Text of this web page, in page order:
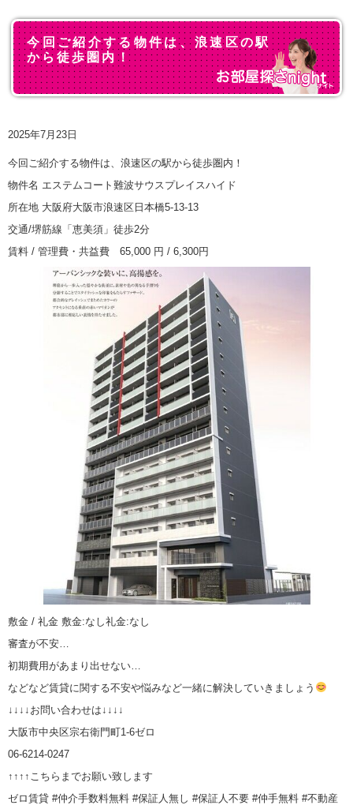
今回ご紹介する物件は、浪速区の駅
から徒歩圏内！
2025年7月23日
今回ご紹介する物件は、浪速区の駅から徒歩圏内！
物件名 エステムコート難波サウスプレイスハイド
所在地 大阪府大阪市浪速区日本橋5-13-13
交通/堺筋線「恵美須」徒歩2分
賃料 / 管理費・共益費 65,000 円 / 6,300円
敷金 / 礼金 敷金:なし礼金:なし
審査が不安…
初期費用があまり出せない…
などなど賃貸に関する不安や悩みなど一緒に解決していきましょう
↓↓↓↓お問い合わせは↓↓↓↓
大阪市中央区宗右衛門町1-6ゼロ
06-6214-0247
↑↑↑↑こちらまでお願い致します
ゼロ賃貸 #仲介手数料無料 #保証人無し #保証人不要 #仲手無料 #不動産